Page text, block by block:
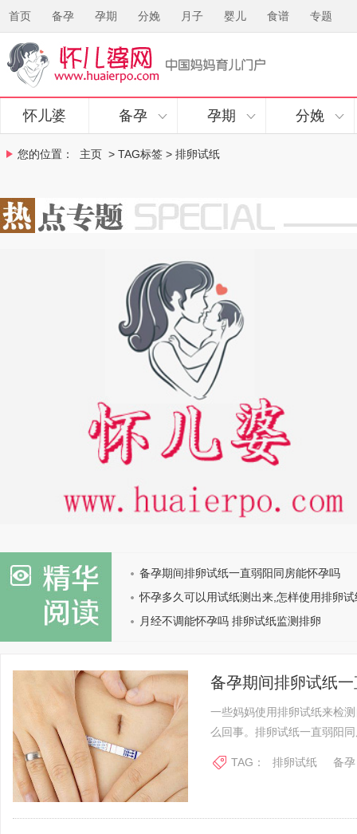
首页 备孕 孕期 分娩 月子 婴儿 食谱 专题
怀儿婆 备孕 孕期 分娩
您的位置： 主页 > TAG标签 > 排卵试纸
备孕期间排卵试纸一直弱阳同房能怀孕吗
怀孕多久可以用试纸测出来,怎样使用排卵试
怀孕?
月经不调能怀孕吗 排卵试纸监测排卵
备孕期间排卵试纸
一些妈妈使用排卵试纸来检
么回事。排卵试纸一直弱阳
TAG： 排卵试纸 备孕